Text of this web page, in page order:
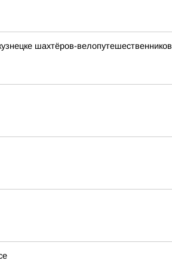
шахтёров-велопутешественников